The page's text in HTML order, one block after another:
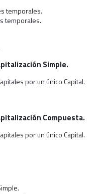
temporales.
temporales.
Simple.
por un único Capital.
Compuesta.
por un único Capital.